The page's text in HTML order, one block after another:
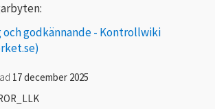
och godkännande - Kontrollwiki
17 december 2025